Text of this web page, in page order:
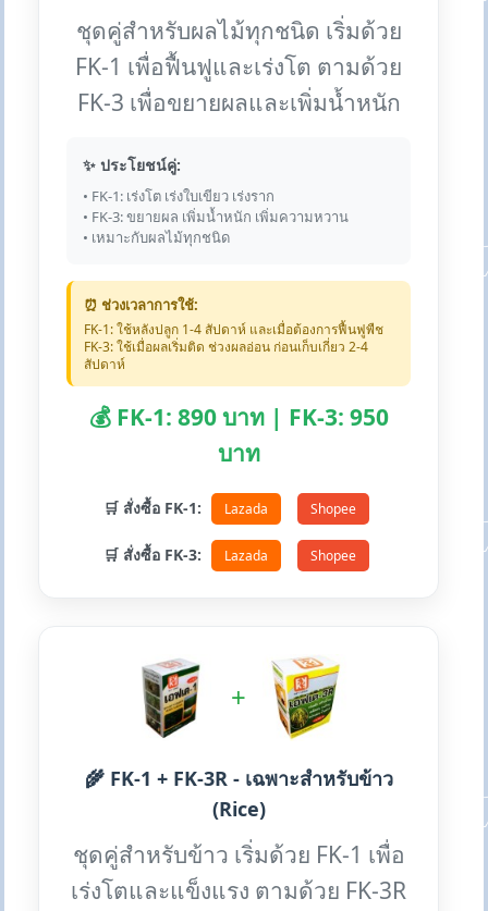
ชุดคู่สำหรับผลไม้ทุกชนิด เริ่มด้วย
FK-1 เพื่อฟื้นฟูและเร่งโต ตามด้วย
FK-3 เพื่อขยายผลและเพิ่มน้ำหนัก
✨ ประโยชน์คู่:
• FK-1: เร่งโต เร่งใบเขียว เร่งราก
• FK-3: ขยายผล เพิ่มน้ำหนัก เพิ่มความหวาน
• เหมาะกับผลไม้ทุกชนิด
⏰ ช่วงเวลาการใช้:
FK-1: ใช้หลังปลูก 1-4 สัปดาห์ และเมื่อต้องการฟื้นฟูพืช
FK-3: ใช้เมื่อผลเริ่มติด ช่วงผลอ่อน ก่อนเก็บเกี่ยว 2-4
สัปดาห์
💰 FK-1: 890 บาท | FK-3: 950
บาท
🛒 สั่งซื้อ FK-1: Lazada Shopee
🛒 สั่งซื้อ FK-3: Lazada Shopee
+
🌾 FK-1 + FK-3R - เฉพาะสำหรับข้าว
(Rice)
ชุดคู่สำหรับข้าว เริ่มด้วย FK-1 เพื่อ
เร่งโตและแข็งแรง ตามด้วย FK-3R